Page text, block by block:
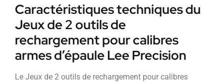
Caractéristiques techniques du
Jeux de 2 outils de
rechargement pour calibres
armes d’épaule Lee Precision
Le Jeux de 2 outils de rechargement pour calibres